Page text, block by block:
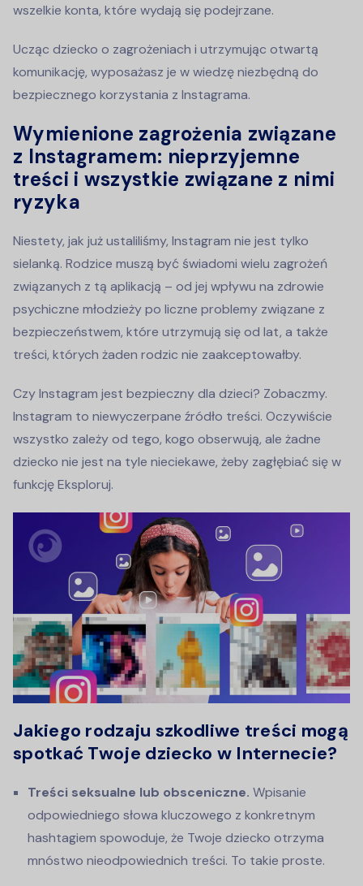
wszelkie konta, które wydają się podejrzane.
Ucząc dziecko o zagrożeniach i utrzymując otwartą
komunikację, wyposażasz je w wiedzę niezbędną do
bezpiecznego korzystania z Instagrama.
Wymienione zagrożenia związane
z Instagramem: nieprzyjemne
treści i wszystkie związane z nimi
ryzyka
Niestety, jak już ustaliliśmy, Instagram nie jest tylko
sielanką. Rodzice muszą być świadomi wielu zagrożeń
związanych z tą aplikacją – od jej wpływu na zdrowie
psychiczne młodzieży po liczne problemy związane z
bezpieczeństwem, które utrzymują się od lat, a także
treści, których żaden rodzic nie zaakceptowałby.
Czy Instagram jest bezpieczny dla dzieci? Zobaczmy.
Instagram to niewyczerpane źródło treści. Oczywiście
wszystko zależy od tego, kogo obserwują, ale żadne
dziecko nie jest na tyle nieciekawe, żeby zagłębiać się w
funkcję Eksploruj.
Jakiego rodzaju szkodliwe treści mogą
spotkać Twoje dziecko w Internecie?
Treści seksualne lub obsceniczne. Wpisanie
odpowiedniego słowa kluczowego z konkretnym
hashtagiem spowoduje, że Twoje dziecko otrzyma
mnóstwo nieodpowiednich treści. To takie proste.